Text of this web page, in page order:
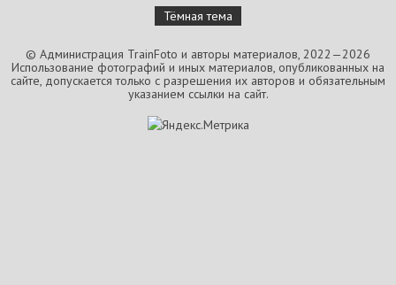
Тёмная тема
© Администрация TrainFoto и авторы материалов, 2022—2026
Использование фотографий и иных материалов, опубликованных на
сайте, допускается только с разрешения их авторов и обязательным
указанием ссылки на сайт.